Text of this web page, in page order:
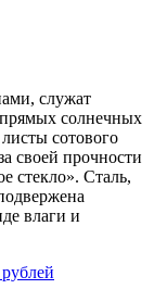
служат
солнечных
сотового
своей прочности
стекло». Сталь,
влаги и